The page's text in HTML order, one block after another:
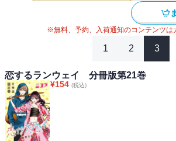
※無料、予約、入荷通知のコンテンツは
1 2 3
恋するランウェイ 分冊版第21巻
¥154 (税込)